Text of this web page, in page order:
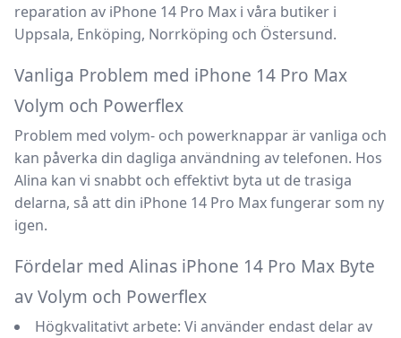
reparation av iPhone 14 Pro Max i våra butiker i
Uppsala, Enköping, Norrköping och Östersund.
Vanliga Problem med iPhone 14 Pro Max
Volym och Powerflex
Problem med volym- och powerknappar är vanliga och
kan påverka din dagliga användning av telefonen. Hos
Alina kan vi snabbt och effektivt byta ut de trasiga
delarna, så att din iPhone 14 Pro Maxfungerar som ny
igen.
Fördelar med Alinas iPhone 14 Pro Max Byte
av Volym och Powerflex
Högkvalitativt arbete: Vi använder endast delar av